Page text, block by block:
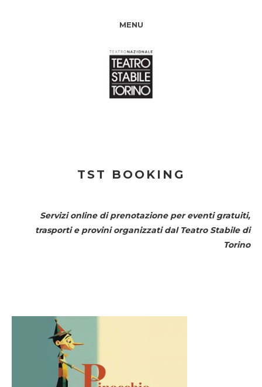
MENU
TST BOOKING
Servizi online di prenotazione per eventi gratuiti,
trasporti e provini organizzati dal Teatro Stabile di
Torino